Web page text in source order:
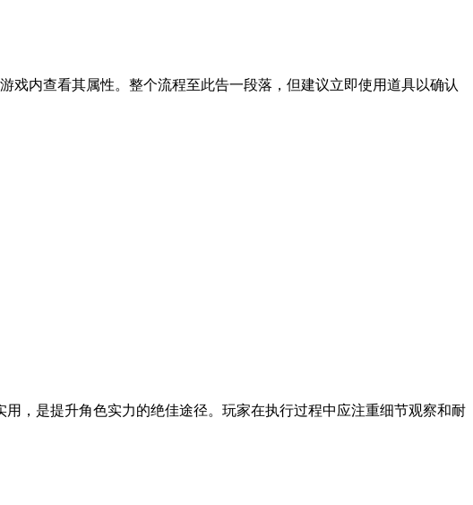
戏内查看其属性。整个流程至此告一段落，但建议立即使用道具以确认
，是提升角色实力的绝佳途径。玩家在执行过程中应注重细节观察和耐